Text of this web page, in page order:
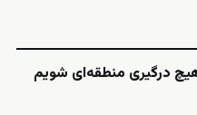
درگیری منطقه‌ای شویم